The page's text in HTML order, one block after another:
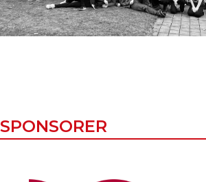
SPONSORER